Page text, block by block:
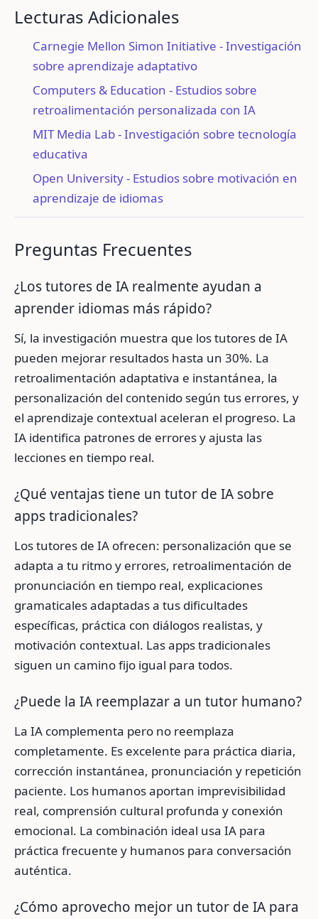
Lecturas Adicionales
Carnegie Mellon Simon Initiative - Investigación
sobre aprendizaje adaptativo
Computers & Education - Estudios sobre
retroalimentación personalizada con IA
MIT Media Lab - Investigación sobre tecnología
educativa
Open University - Estudios sobre motivación en
aprendizaje de idiomas
Preguntas Frecuentes
¿Los tutores de IA realmente ayudan a
aprender idiomas más rápido?
Sí, la investigación muestra que los tutores de IA
pueden mejorar resultados hasta un 30%. La
retroalimentación adaptativa e instantánea, la
personalización del contenido según tus errores, y
el aprendizaje contextual aceleran el progreso. La
IA identifica patrones de errores y ajusta las
lecciones en tiempo real.
¿Qué ventajas tiene un tutor de IA sobre
apps tradicionales?
Los tutores de IA ofrecen: personalización que se
adapta a tu ritmo y errores, retroalimentación de
pronunciación en tiempo real, explicaciones
gramaticales adaptadas a tus dificultades
específicas, práctica con diálogos realistas, y
motivación contextual. Las apps tradicionales
siguen un camino fijo igual para todos.
¿Puede la IA reemplazar a un tutor humano?
La IA complementa pero no reemplaza
completamente. Es excelente para práctica diaria,
corrección instantánea, pronunciación y repetición
paciente. Los humanos aportan imprevisibilidad
real, comprensión cultural profunda y conexión
emocional. La combinación ideal usa IA para
práctica frecuente y humanos para conversación
auténtica.
¿Cómo aprovecho mejor un tutor de IA para